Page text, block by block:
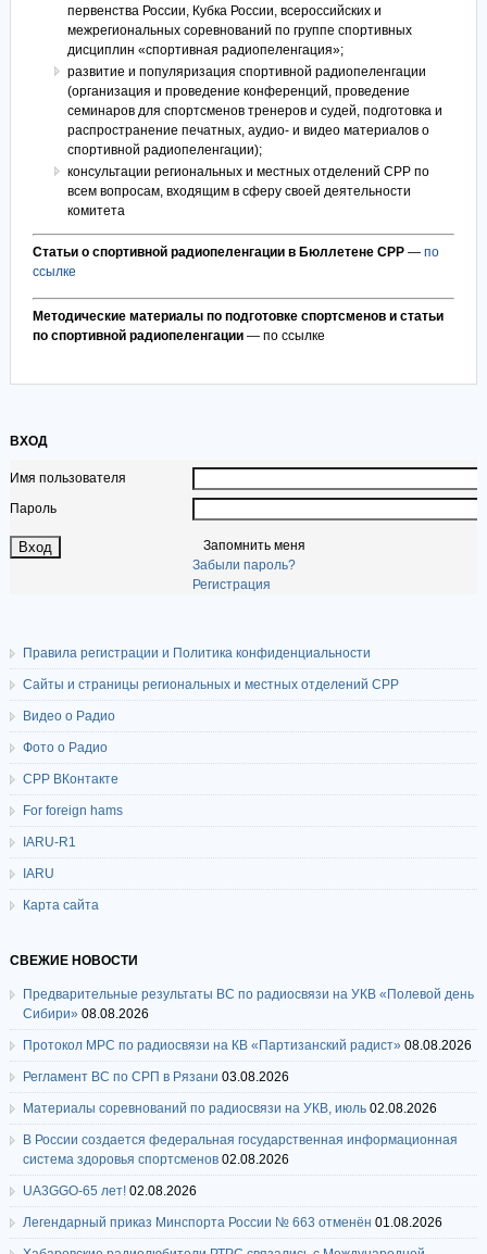
первенства России, Кубка России, всероссийских и
межрегиональных соревнований по группе спортивных
дисциплин «спортивная радиопеленгация»;
развитие и популяризация спортивной радиопеленгации
(организация и проведение конференций, проведение
семинаров для спортсменов тренеров и судей, подготовка и
распространение печатных, аудио- и видео материалов о
спортивной радиопеленгации);
консультации региональных и местных отделений СРР по
всем вопросам, входящим в сферу своей деятельности
комитета
Статьи о спортивной радиопеленгации в Бюллетене СРР— по
ссылке
Методические материалы по подготовке спортсменов и статьи
по спортивной радиопеленгации— по ссылке
ВХОД
Имя пользователя
Пароль
Запомнить меня
Забыли пароль?
Регистрация
Правила регистрации и Политика конфиденциальности
Сайты и страницы региональных и местных отделений СРР
Видео о Радио
Фото о Радио
СРР ВКонтакте
For foreign hams
IARU-R1
IARU
Карта сайта
СВЕЖИЕ НОВОСТИ
Предварительные результаты ВС по радиосвязи на УКВ «Полевой день
Сибири» 08.08.2026
Протокол МРС по радиосвязи на КВ «Партизанский радист» 08.08.2026
Регламент ВС по СРП в Рязани 03.08.2026
Материалы соревнований по радиосвязи на УКВ, июль 02.08.2026
В России создается федеральная государственная информационная
система здоровья спортсменов 02.08.2026
UA3GGO-65 лет! 02.08.2026
Легендарный приказ Минспорта России № 663 отменён 01.08.2026